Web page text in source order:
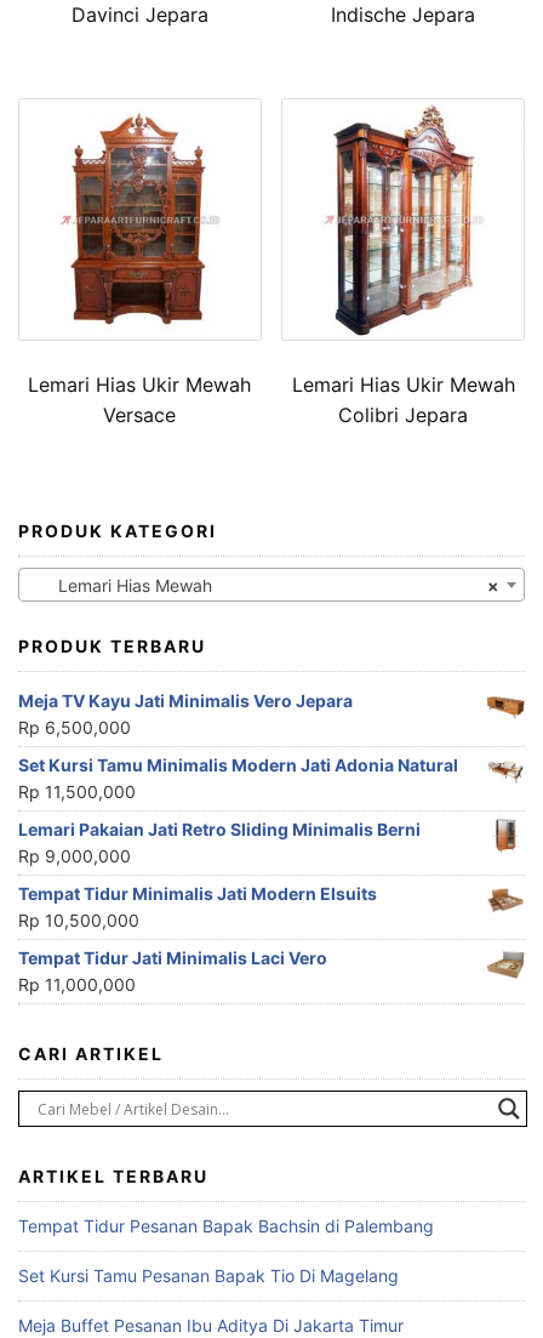
Davinci Jepara Indische Jepara
Lemari Hias Ukir Mewah
Versace
Lemari Hias Ukir Mewah
Colibri Jepara
PRODUK KATEGORI
×
Lemari Hias Mewah
PRODUK TERBARU
Meja TV Kayu Jati Minimalis Vero Jepara
Rp 6,500,000
Set Kursi Tamu Minimalis Modern Jati Adonia Natural
Rp 11,500,000
Lemari Pakaian Jati Retro Sliding Minimalis Berni
Rp 9,000,000
Tempat Tidur Minimalis Jati Modern Elsuits
Rp 10,500,000
Tempat Tidur Jati Minimalis Laci Vero
Rp 11,000,000
CARI ARTIKEL
ARTIKEL TERBARU
Tempat Tidur Pesanan Bapak Bachsin di Palembang
Set Kursi Tamu Pesanan Bapak Tio Di Magelang
Meja Buffet Pesanan Ibu Aditya Di Jakarta Timur